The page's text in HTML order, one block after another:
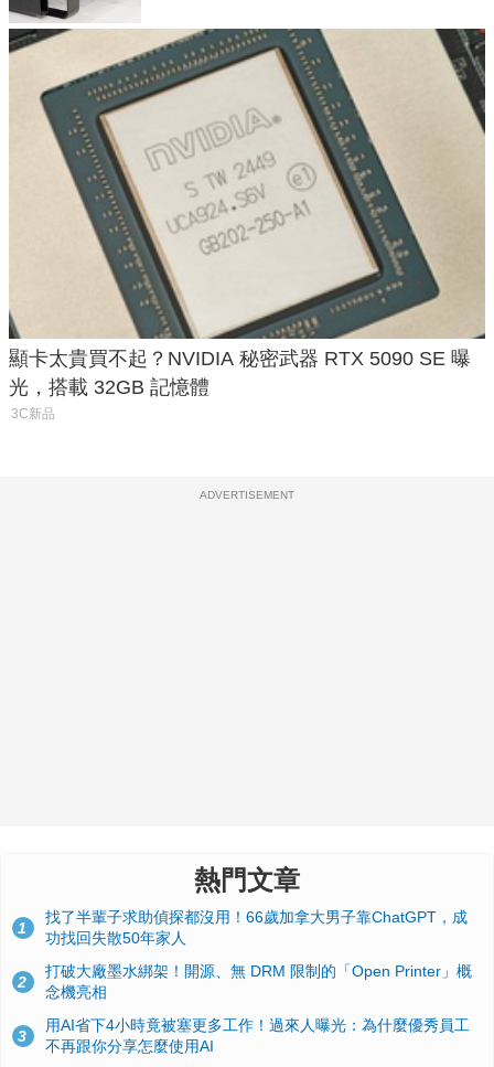
顯卡太貴買不起？NVIDIA 秘密武器 RTX 5090 SE 曝
光，搭載 32GB 記憶體
3C新品
ADVERTISEMENT
熱門文章
1
找了半輩子求助偵探都沒用！66歲加拿大男子靠ChatGPT，成
功找回失散50年家人
2
打破大廠墨水綁架！開源、無 DRM 限制的「Open Printer」概
念機亮相
3
用AI省下4小時竟被塞更多工作！過來人曝光：為什麼優秀員工
不再跟你分享怎麼使用AI